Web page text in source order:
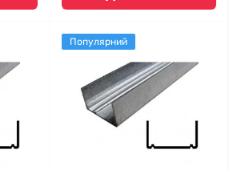
Популярний